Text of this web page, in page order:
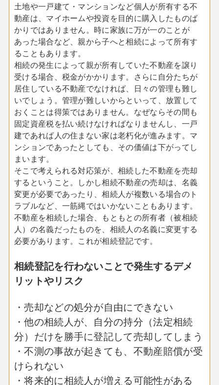
土地や一戸建て・マンションなど個人が所有する不
動産は、マイホームや投資を目的に購入したものば
かりではありません。時に家族に万が一のことが
あった場合など、親から子へと相続によって所有す
ることもあります。
相続の発生によって親が所有していた不動産を譲り
受ける場合、税金がかかります。さらに自分たちが
居住している不動産でなければ、日々の管理も難し
いでしょう。管理が難しいからといって、放置して
おくことは得策ではありません。なぜならその間も
固定資産税を払い続けなければなりませんし、一戸
建であれば人の住まない家は老朽化が進みます。マ
ンションであったとしても、その価値は下がってし
まいます。
そこで考えられる対応策が、相続した不動産を売却
するということ。しかし相続不動産の売却は、名義
変更が必要であったり、相続人が複数いる場合のト
ラブルなど、一筋縄ではいかないこともあります。
不動産を相続した場合、もともとの所有者（被相続
人）の名義だったものを、相続人の名義に変更する
必要があります。これが相続登記です。
相続登記を行わないことで発生するデメ
リットやリスク
・売却などの処分が自由にできない
・他の相続人が、自分の持分（法定相続
分）だけを勝手に登記して売却してしまう
・不測の事故が起きても、不動産賠償が受
けられない
・将来的に相続人が増える可能性がある